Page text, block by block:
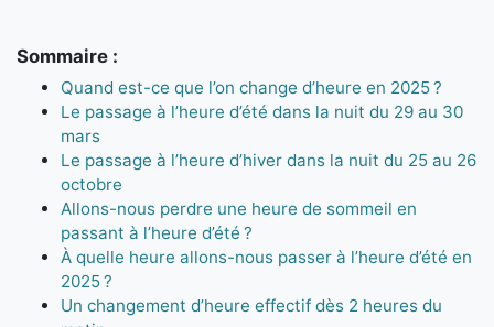
Sommaire :
Quand est-ce que l’on change d’heure en 2025 ?
Le passage à l’heure d’été dans la nuit du 29 au 30
mars
Le passage à l’heure d’hiver dans la nuit du 25 au 26
octobre
Allons-nous perdre une heure de sommeil en
passant à l’heure d’été ?
À quelle heure allons-nous passer à l’heure d’été en
2025 ?
Un changement d’heure effectif dès 2 heures du